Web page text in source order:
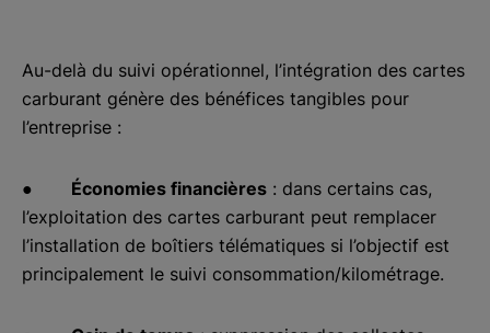
Au-delà du suivi opérationnel, l’intégration des cartes
carburant génère des bénéfices tangibles pour
l’entreprise :
● Économies financières : dans certains cas,
l’exploitation des cartes carburant peut remplacer
l’installation de boîtiers télématiques si l’objectif est
principalement le suivi consommation/kilométrage.